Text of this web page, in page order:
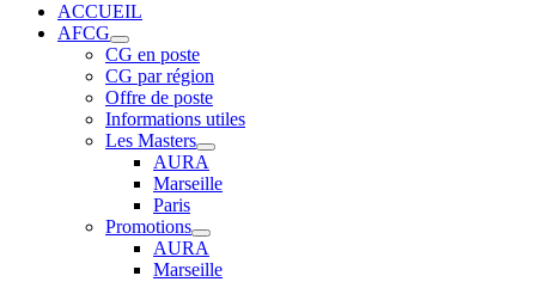
ACCUEIL
AFCG
CG en poste
CG par région
Offre de poste
Informations utiles
Les Masters
AURA
Marseille
Paris
Promotions
AURA
Marseille